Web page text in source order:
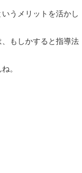
うメリットを活かし
もしかすると指導法
。